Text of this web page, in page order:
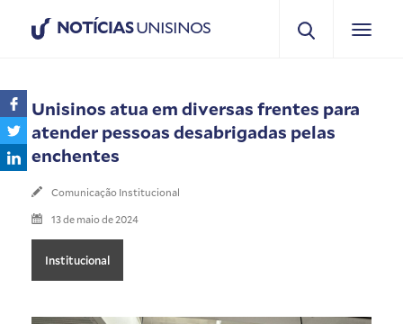
NOTÍCIASUNISINOS
Unisinos atua em diversas frentes para
atender pessoas desabrigadas pelas
enchentes
Comunicação Institucional
13 de maio de 2024
Institucional